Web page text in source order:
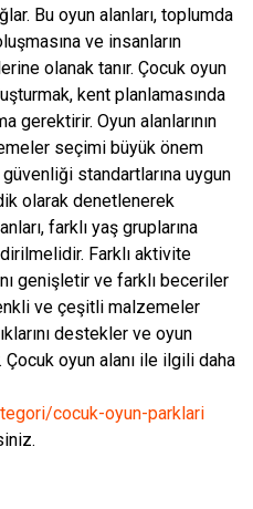
Bu oyun alanları, toplumda
ve insanların
olanak tanır. Çocuk oyun
kent planlamasında
gerektirir. Oyun alanlarının
seçimi büyük önem
standartlarına uygun
olarak denetlenerek
farklı yaş gruplarına
Farklı aktivite
genişletir ve farklı beceriler
ve çeşitli malzemeler
destekler ve oyun
Çocuk oyun alanı ile ilgili daha
cocuk-oyun-parklari